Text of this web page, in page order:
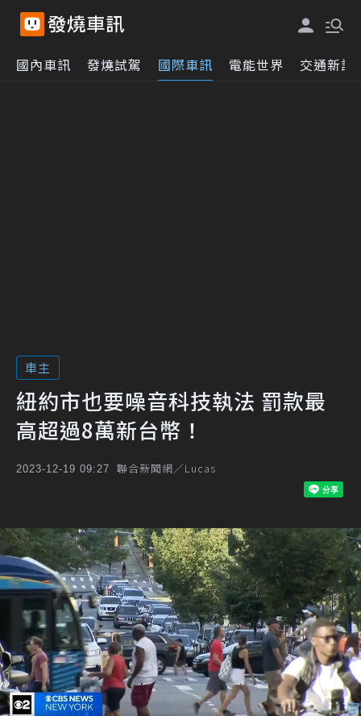
國內車訊 發燒試駕 國際車訊 電能世界 交通新訊
車主
紐約市也要噪音科技執法 罰款最
高超過8萬新台幣！
2023-12-19 09:27 聯合新聞網／Lucas